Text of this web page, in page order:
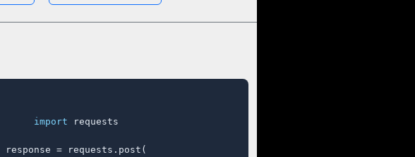
import requests
response = requests.post(